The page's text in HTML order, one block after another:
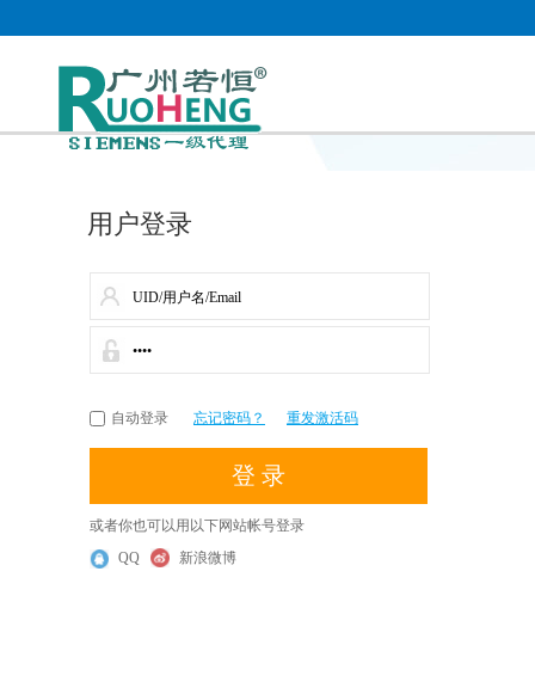
用户登录
自动登录 忘记密码？ 重发激活码
或者你也可以用以下网站帐号登录
QQ
新浪微博